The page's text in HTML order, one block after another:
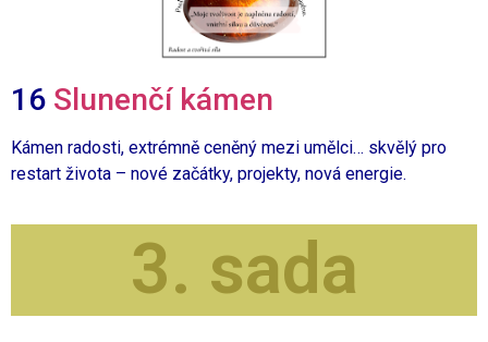
16 Slunenčí kámen
Kámen radosti, extrémně ceněný mezi umělci… skvělý pro
restart života – nové začátky, projekty, nová energie.
3. sada